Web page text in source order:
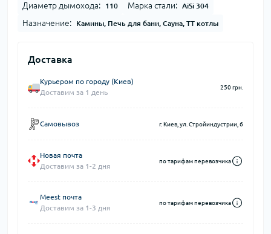
Диаметр дымохода: 110 Марка стали: AiSi 304
Назначение: Камины, Печь для бани, Сауна, ТТ котлы
Доставка
Курьером по городу (Киев)
Доставим за 1 день
250 грн.
Самовывоз г. Киев, ул. Стройиндустрии, 6
Новая почта
Доставим за 1-2 дня
по тарифам перевозчика
Meest почта
Доставим за 1-3 дня
по тарифам перевозчика